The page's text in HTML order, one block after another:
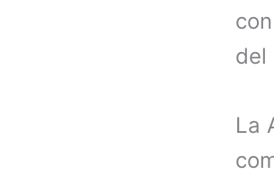
del
La